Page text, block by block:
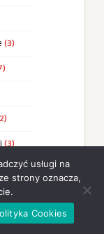
(3)
(3)
usługi na
strony oznacza,
Cookies